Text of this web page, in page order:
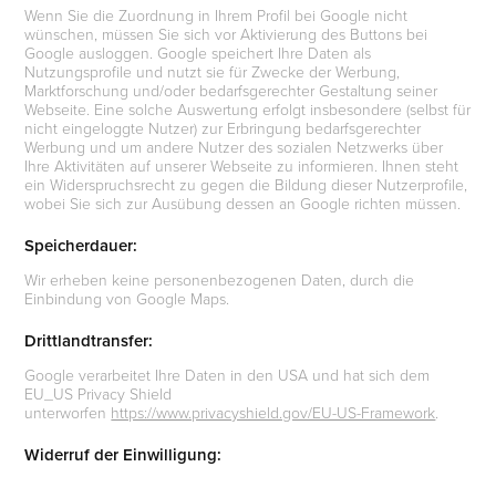
Wenn Sie die Zuordnung in Ihrem Profil bei Google nicht
wünschen, müssen Sie sich vor Aktivierung des Buttons bei
Google ausloggen. Google speichert Ihre Daten als
Nutzungsprofile und nutzt sie für Zwecke der Werbung,
Marktforschung und/oder bedarfsgerechter Gestaltung seiner
Webseite. Eine solche Auswertung erfolgt insbesondere (selbst für
nicht eingeloggte Nutzer) zur Erbringung bedarfsgerechter
Werbung und um andere Nutzer des sozialen Netzwerks über
Ihre Aktivitäten auf unserer Webseite zu informieren. Ihnen steht
ein Widerspruchsrecht zu gegen die Bildung dieser Nutzerprofile,
wobei Sie sich zur Ausübung dessen an Google richten müssen.
Speicherdauer:
Wir erheben keine personenbezogenen Daten, durch die
Einbindung von Google Maps.
Drittlandtransfer:
Google verarbeitet Ihre Daten in den USA und hat sich dem
EU_US Privacy Shield
unterworfen https://www.privacyshield.gov/EU-US-Framework.
Widerruf der Einwilligung: